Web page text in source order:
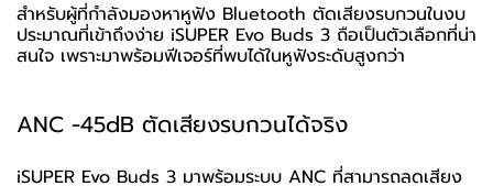
สำหรับผู้ที่กำลังมองหาหูฟัง Bluetooth ตัดเสียงรบกวนในงบ
ประมาณที่เข้าถึงง่าย iSUPER Evo Buds 3 ถือเป็นตัวเลือกที่น่า
สนใจ เพราะมาพร้อมฟีเจอร์ที่พบได้ในหูฟังระดับสูงกว่า
ANC -45dB ตัดเสียงรบกวนได้จริง
iSUPER Evo Buds 3 มาพร้อมระบบ ANC ที่สามารถลดเสียง